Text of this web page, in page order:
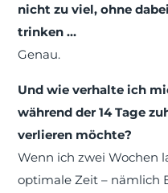
nicht zu viel, ohne
trinken …
Genau.
Und wie verhalte ich
während der 14 Tage
verlieren möchte?
Wenn ich zwei Wochen
optimale Zeit – nämlich